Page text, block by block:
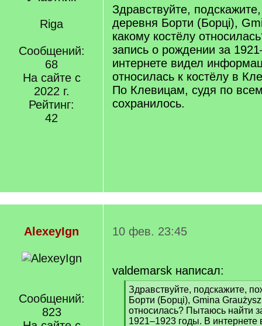
Riga
Сообщений:
68
На сайте с
2022 г.
Рейтинг:
42
Здравствуйте,
деревня Борти (Борцi),
какому костёлу
запись о рождении за
интернете видел
относилась к костёлу в
По Клевицам, судя по
сохранилось.
AlexeyIgn
Сообщений:
823
10 фев. 23:45
valdemarsk написал:
[
q
]
Здравствуйте, подскажите,
Борти (Борцi), Gmina
относилась? Пытаюсь найти
1921–1923 годы. В